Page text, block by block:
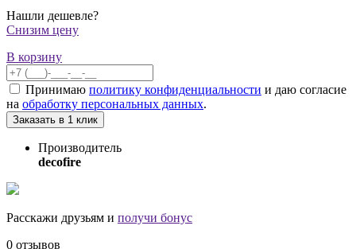
Нашли дешевле?
Снизим цену
В корзину
Принимаю политику конфиденциальности и даю согласие
на обработку персональных данных.
Заказать в 1 клик
Производитель
decofire
Расскажи друзьям и получи бонус
0 отзывов